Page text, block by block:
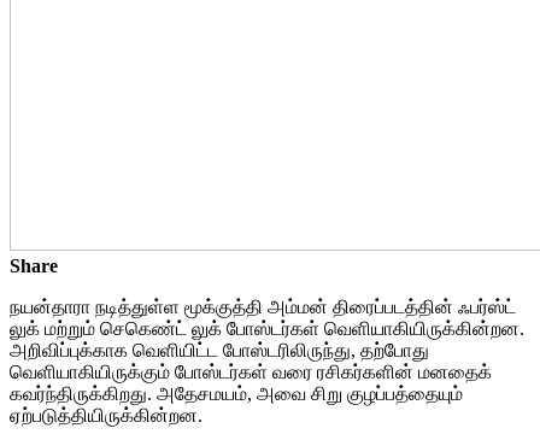
Share
நயன்தாரா நடித்துள்ள மூக்குத்தி அம்மன் திரைப்படத்தின் ஃபர்ஸ்ட்
லுக் மற்றும் செகெண்ட் லுக் போஸ்டர்கள் வெளியாகியிருக்கின்றன.
அறிவிப்புக்காக வெளியிட்ட போஸ்டரிலிருந்து, தற்போது
வெளியாகியிருக்கும் போஸ்டர்கள் வரை ரசிகர்களின் மனதைக்
கவர்ந்திருக்கிறது. அதேசமயம், அவை சிறு குழப்பத்தையும்
ஏற்படுத்தியிருக்கின்றன.